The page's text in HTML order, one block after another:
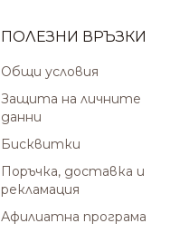
ПОЛЕЗНИ ВРЪЗКИ
Общи условия
Защита на личните
данни
Бисквитки
Поръчка, доставка и
рекламация
Афилиатна програма